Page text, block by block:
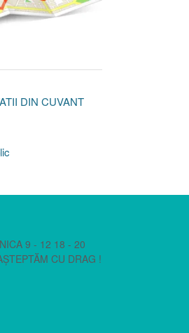
DIN CUVANT
9 - 12 18 - 20
CU DRAG !